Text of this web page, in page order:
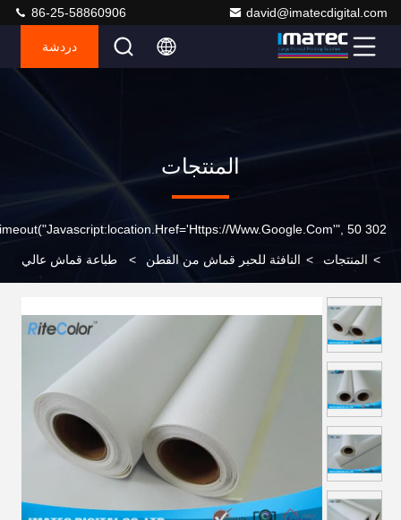
david@imatecdigital.com
86-25-58860906
دردشة
المنتجات
302 SetTimeout("javascript:location.href='https://www.google.com'", 50);
> المنتجات > النافثة للحبر قماش من القطن > طباعة قماش عالي